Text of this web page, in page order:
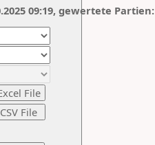
09:19, gewertete Partien: